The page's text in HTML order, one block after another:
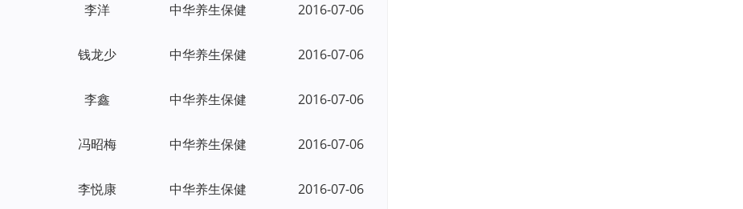
李洋 中华养生保健 2016-07-06
钱龙少 中华养生保健 2016-07-06
李鑫 中华养生保健 2016-07-06
冯昭梅 中华养生保健 2016-07-06
李悦康 中华养生保健 2016-07-06